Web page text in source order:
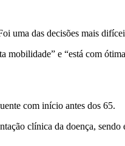
uma das decisões mais
mobilidade” e “está com
com início antes dos 65.
clínica da doença,